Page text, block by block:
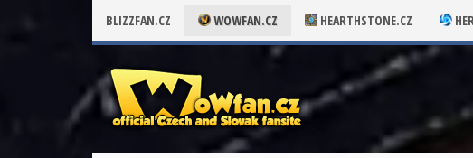
BLIZZFAN.CZ WOWFAN.CZ HEARTHSTONE.CZ